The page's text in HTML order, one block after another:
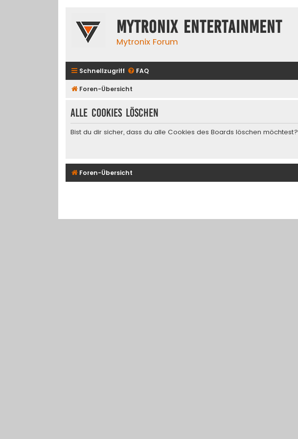
Mytronix Entertainment
Mytronix Forum
Schnellzugriff FAQ
Foren-Übersicht
Alle Cookies löschen
Bist du dir sicher, dass du alle Cookies des Boards löschen möchtest?
Foren-Übersicht